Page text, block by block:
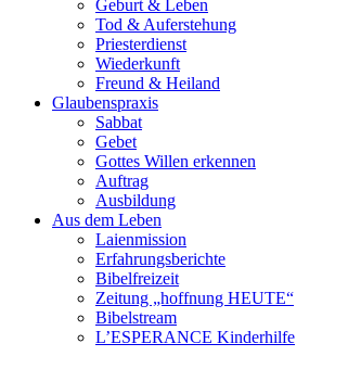
Geburt & Leben
Tod & Auferstehung
Priesterdienst
Wiederkunft
Freund & Heiland
Glaubenspraxis
Sabbat
Gebet
Gottes Willen erkennen
Auftrag
Ausbildung
Aus dem Leben
Laienmission
Erfahrungsberichte
Bibelfreizeit
Zeitung „hoffnung HEUTE“
Bibelstream
L’ESPERANCE Kinderhilfe